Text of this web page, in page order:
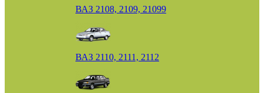
ВАЗ 2108, 2109, 21099
ВАЗ 2110, 2111, 2112